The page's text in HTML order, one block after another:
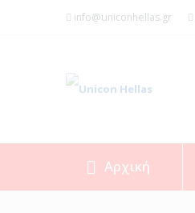
info@uniconhellas.gr
Αρχική